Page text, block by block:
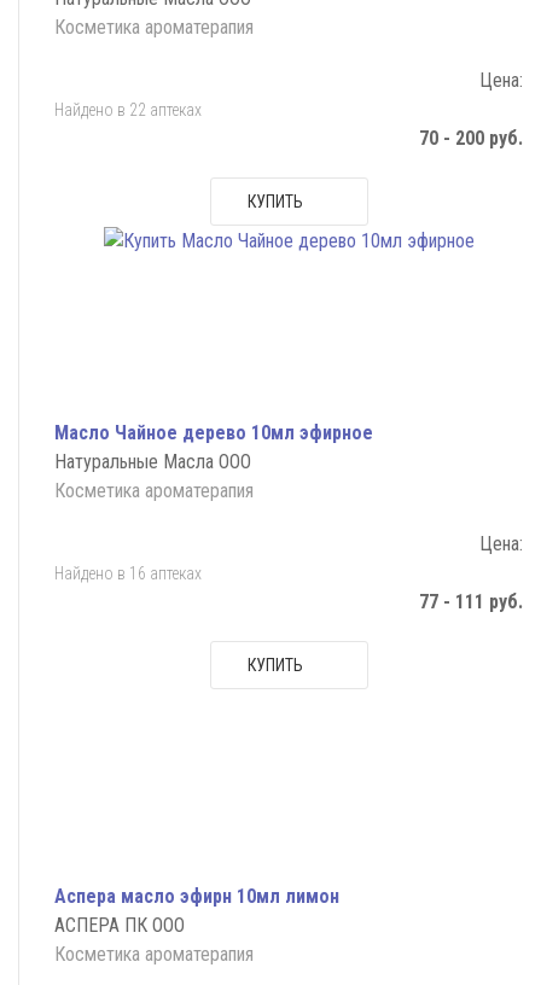
Косметика ароматерапия
Цена:
Найдено в 22 аптеках
70 - 200 руб.
КУПИТЬ
Масло Чайное дерево 10мл эфирное
Натуральные Масла ООО
Косметика ароматерапия
Цена:
Найдено в 16 аптеках
77 - 111 руб.
КУПИТЬ
Аспера масло эфирн 10мл лимон
АСПЕРА ПК ООО
Косметика ароматерапия